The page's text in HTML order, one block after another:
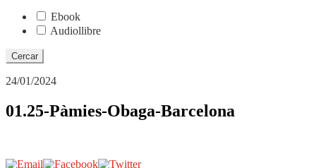
Ebook
Audiollibre
24/01/2024
01.25-Pàmies-Obaga-Barcelona